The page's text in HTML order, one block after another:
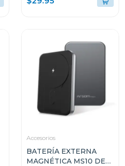
SMART DISPLAY USB-C
Accesorios
BATERÍA EXTERNA
MAGNÉTICA MS10 DE